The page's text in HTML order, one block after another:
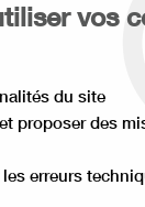
kg
vos
du site
proposer des
erreurs